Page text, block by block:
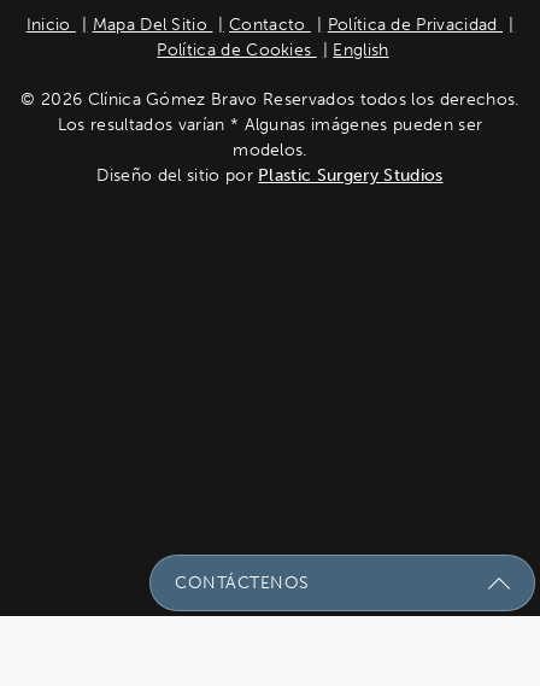
Inicio Mapa Del Sitio Contacto
Política de Privacidad
Política de Cookies
English
© 2026 Clínica Gómez Bravo Reservados todos los derechos.
Los resultados varían * Algunas imágenes pueden ser
modelos.
Diseño del sitio por Plastic Surgery Studios
CONTÁCTENOS